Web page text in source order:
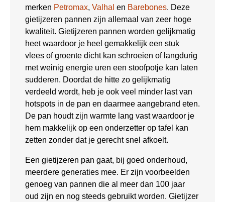
merken Petromax, Valhal en Barebones. Deze
gietijzeren pannen zijn allemaal van zeer hoge
kwaliteit. Gietijzeren pannen worden gelijkmatig
heet waardoor je heel gemakkelijk een stuk
vlees of groente dicht kan schroeien of langdurig
met weinig energie uren een stoofpotje kan laten
sudderen. Doordat de hitte zo gelijkmatig
verdeeld wordt, heb je ook veel minder last van
hotspots in de pan en daarmee aangebrand eten.
De pan houdt zijn warmte lang vast waardoor je
hem makkelijk op een onderzetter op tafel kan
zetten zonder dat je gerecht snel afkoelt.
Een gietijzeren pan gaat, bij goed onderhoud,
meerdere generaties mee. Er zijn voorbeelden
genoeg van pannen die al meer dan 100 jaar
oud zijn en nog steeds gebruikt worden. Gietijzer